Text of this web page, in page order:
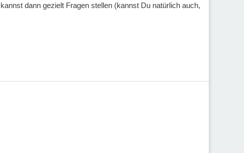
dann gezielt Fragen stellen (kannst Du natürlich auch,